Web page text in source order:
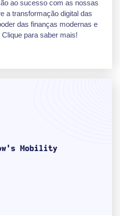
ao sucesso com as nossas
a transformação digital das
das finanças modernas e
para saber mais!